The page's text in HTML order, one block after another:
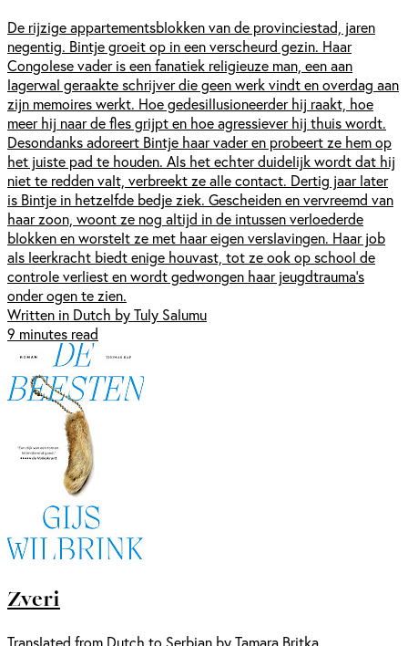
De rijzige appartementsblokken van de provinciestad, jaren
negentig. Bintje groeit op in een verscheurd gezin. Haar
Congolese vader is een fanatiek religieuze man, een aan
lagerwal geraakte schrijver die geen werk vindt en overdag aan
zijn memoires werkt. Hoe gedesillusioneerder hij raakt, hoe
meer hij naar de fles grijpt en hoe agressiever hij thuis wordt.
Desondanks adoreert Bintje haar vader en probeert ze hem op
het juiste pad te houden. Als het echter duidelijk wordt dat hij
niet te redden valt, verbreekt ze alle contact. Dertig jaar later
is Bintje in hetzelfde bedje ziek. Gescheiden en vervreemd van
haar zoon, woont ze nog altijd in de intussen verloederde
blokken en worstelt ze met haar eigen verslavingen. Haar job
als leerkracht biedt enige houvast, tot ze ook op school de
controle verliest en wordt gedwongen haar jeugdtrauma’s
onder ogen te zien.
Written in Dutch by Tuly Salumu
9 minutes read
Zveri
Translated from Dutch to Serbian by Tamara Britka